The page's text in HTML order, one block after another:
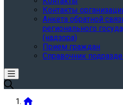
Контакты
Анкета обратной
регионального
(надзора)
Прием граждан
Справочник